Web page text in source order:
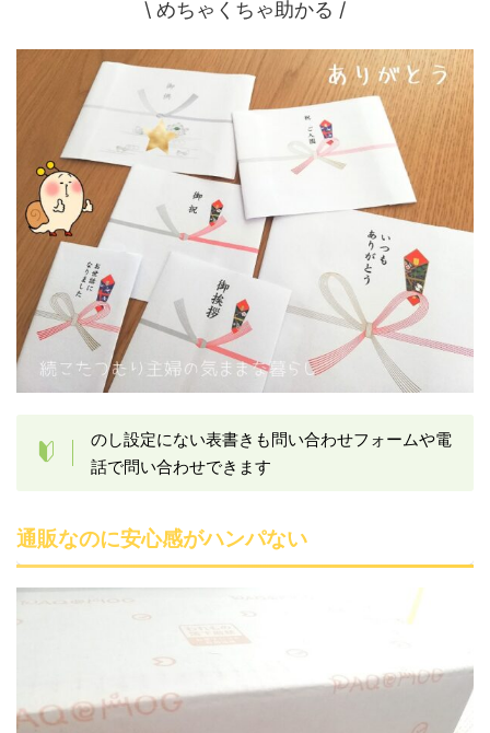
\ めちゃくちゃ助かる /
のし設定にない表書きも問い合わせフォームや電
話で問い合わせできます
通販なのに安心感がハンパない